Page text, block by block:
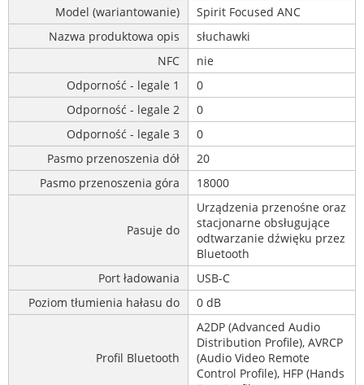
Model (wariantowanie)
Spirit Focused ANC
Nazwa produktowa opis
słuchawki
NFC
nie
Odporność - legale 1
0
Odporność - legale 2
0
Odporność - legale 3
0
Pasmo przenoszenia dół
20
Pasmo przenoszenia góra
18000
Pasuje do
Urządzenia przenośne oraz
stacjonarne obsługujące
odtwarzanie dźwięku przez
Bluetooth
Port ładowania
USB-C
Poziom tłumienia hałasu do
0 dB
Profil Bluetooth
A2DP (Advanced Audio
Distribution Profile), AVRCP
(Audio Video Remote
Control Profile), HFP (Hands